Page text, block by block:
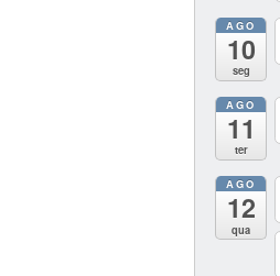
AGO
10
seg
AGO
11
ter
AGO
12
qua